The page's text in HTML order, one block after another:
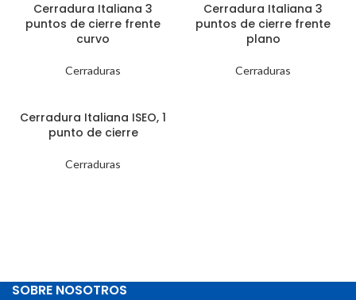
Cerradura Italiana 3
puntos de cierre frente
curvo
Cerraduras
Cerradura Italiana 3
puntos de cierre frente
plano
Cerraduras
Cerradura Italiana ISEO, 1
punto de cierre
Cerraduras
SOBRE NOSOTROS